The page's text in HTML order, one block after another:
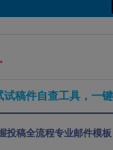
稿件自查工具，一
投稿全流程专业邮件模